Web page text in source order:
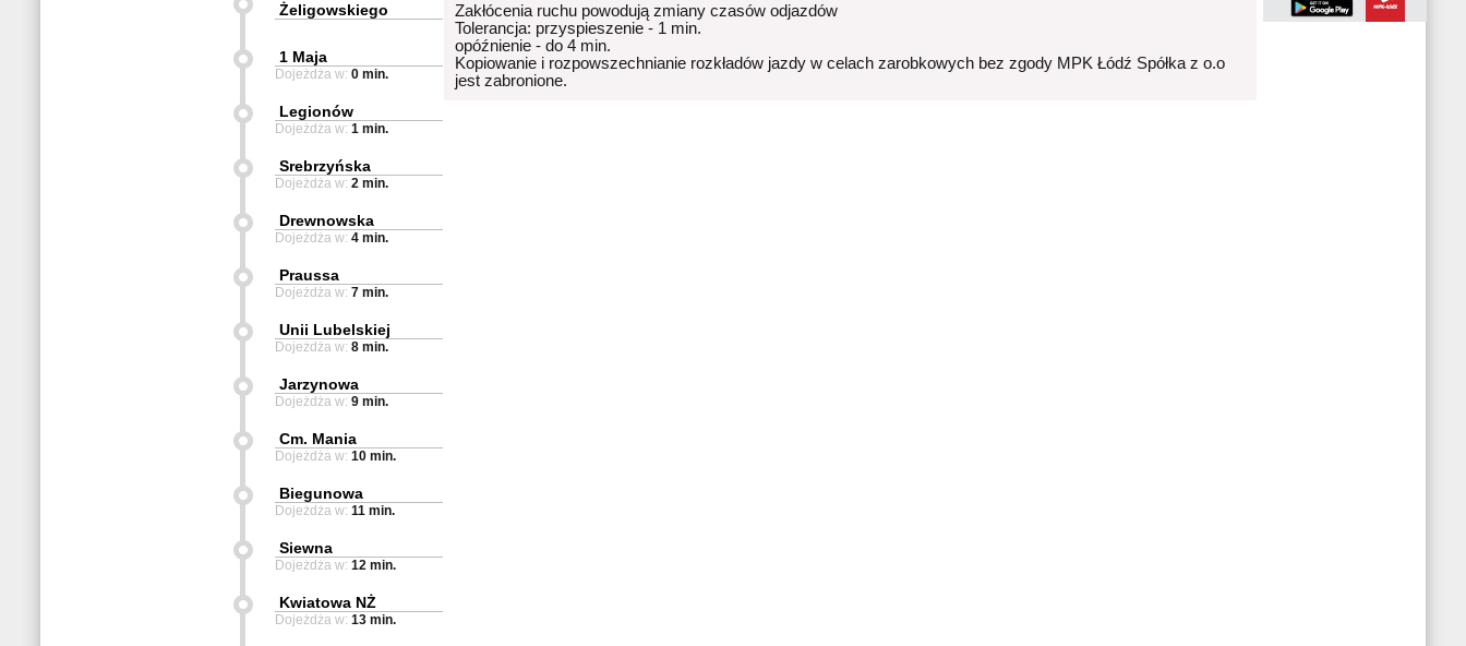
Zakłócenia ruchu powodują zmiany czasów odjazdów
Tolerancja: przyspieszenie - 1 min.
opóźnienie - do 4 min.
Kopiowanie i rozpowszechnianie rozkładów jazdy w celach zarobkowych bez zgody MPK Łódź Spółka z o.o
jest zabronione.
Żeligowskiego
1 Maja
Dojeżdża w: 0 min.
Legionów
Dojeżdża w: 1 min.
Srebrzyńska
Dojeżdża w: 2 min.
Drewnowska
Dojeżdża w: 4 min.
Praussa
Dojeżdża w: 7 min.
Unii Lubelskiej
Dojeżdża w: 8 min.
Jarzynowa
Dojeżdża w: 9 min.
Cm. Mania
Dojeżdża w: 10 min.
Biegunowa
Dojeżdża w: 11 min.
Siewna
Dojeżdża w: 12 min.
Kwiatowa NŻ
Dojeżdża w: 13 min.